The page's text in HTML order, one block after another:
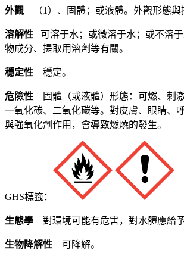
外觀 （1）、固體；或液體。外觀形態與
溶解性 可溶于水；或微溶于水；或不溶
物成分、提取用溶劑等有關。
穩定性 穩定。
危險性
固體（或液體）形態：可燃、刺
一氧化碳、二氧化碳等。對皮膚、眼睛、
與強氧化劑作用，會導致燃燒的發生。
GHS標籤：
生態學 對環境可能有危害，對水體應給
生物降解性 可降解。